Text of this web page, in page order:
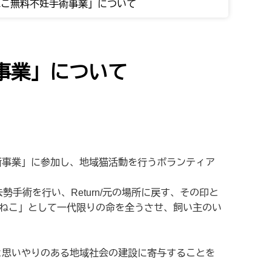
無料不妊手術事業」について
業」について
業」に参加し、地域猫活動を行うボランティア
手術を行い、Return/元の場所に戻す、その印と
こ」として一代限りの命を全うさせ、飼い主のい
いやりのある地域社会の建設に寄与することを